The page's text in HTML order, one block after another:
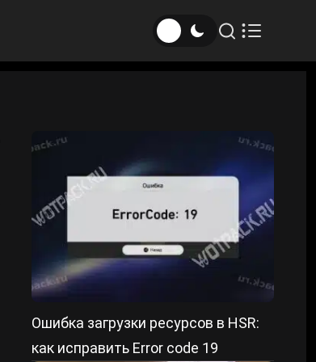
Ошибка загрузки ресурсов в HSR:
как исправить Error code 19